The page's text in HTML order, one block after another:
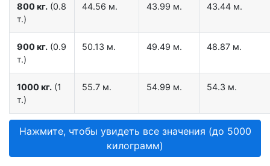
800 кг. (0.8
т.)
44.56 м. 43.99 м. 43.44 м.
900 кг. (0.9
т.)
50.13 м. 49.49 м. 48.87 м.
1000 кг. (1
т.)
55.7 м. 54.99 м. 54.3 м.
Нажмите, чтобы увидеть все значения (до 5000
килограмм)